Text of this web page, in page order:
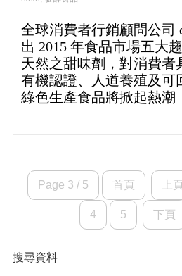
全球消費者行銷顧問公司
出 2015 年食品市場五大
天然之甜味劑，對消費者
有機認證、人道養殖及可
綠色生產食品將掀起熱潮
Page 3 / 5 首頁 上
4 5 下頁
搜尋資料